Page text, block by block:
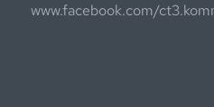
www.facebook.com/